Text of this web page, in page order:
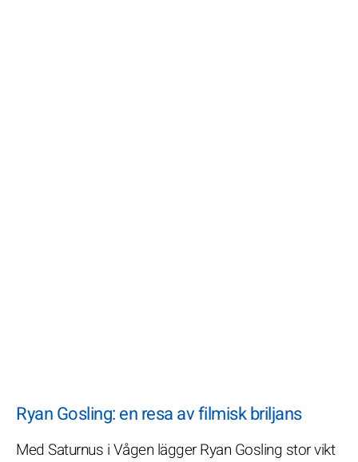
Ryan Gosling: en resa av filmisk briljans
Med Saturnus i Vågen lägger Ryan Gosling stor vikt